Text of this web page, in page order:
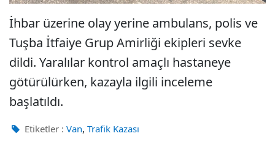
İhbar üzerine olay yerine ambulans, polis ve
Tuşba İtfaiye Grup Amirliği ekipleri sevke
dildi. Yaralılar kontrol amaçlı hastaneye
götürülürken, kazayla ilgili inceleme
başlatıldı.
Etiketler : Van, Trafik Kazası